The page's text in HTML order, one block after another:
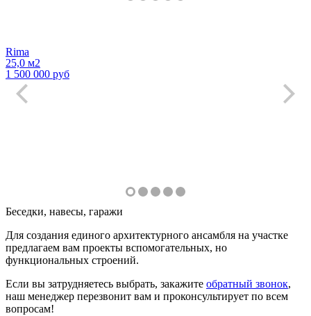
Rima
25,0 м2
1 500 000 руб
Беседки, навесы, гаражи
Для создания единого архитектурного ансамбля на участке
предлагаем вам проекты вспомогательных, но
функциональных строений.
Если вы затрудняетесь выбрать, закажите обратный звонок,
наш менеджер перезвонит вам и проконсультирует по всем
вопросам!